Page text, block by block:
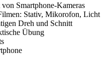
Smartphone-Kameras
Stativ, Mikorofon, Licht
Dreh und Schnitt
Übung